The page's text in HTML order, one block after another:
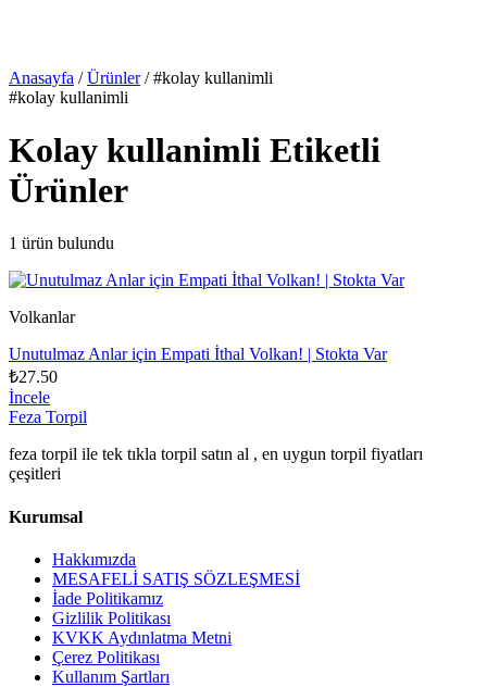
Anasayfa / Ürünler / #kolay kullanimli
#kolay kullanimli
Kolay kullanimli Etiketli
Ürünler
1 ürün bulundu
Volkanlar
Unutulmaz Anlar için Empati İthal Volkan! | Stokta Var
₺27.50
İncele
Feza Torpil
feza torpil ile tek tıkla torpil satın al , en uygun torpil fiyatları
çeşitleri
Kurumsal
Hakkımızda
MESAFELİ SATIŞ SÖZLEŞMESİ
İade Politikamız
Gizlilik Politikası
KVKK Aydınlatma Metni
Çerez Politikası
Kullanım Şartları